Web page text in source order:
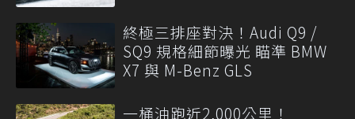
終極三排座對決！Audi Q9 /
SQ9 規格細節曝光 瞄準 BMW
X7 與 M-Benz GLS
一桶油跑近2,000公里！